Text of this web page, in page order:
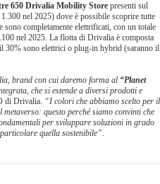
650 Drivalia Mobility Store presenti sul
nel 2025) dove è possibile scoprire tutte
completamente elettrificati, con un totale
nel 2025. La flotta di Drivalia è composta
30% sono elettrici o plug-in hybrid (saranno il
brand con cui daremo forma al “Planet
che si estende a diversi prodotti e
di Drivalia. “I colori che abbiamo scelto per il
questo perché siamo convinti che
per sviluppare soluzioni in grado
quella sostenibile”.